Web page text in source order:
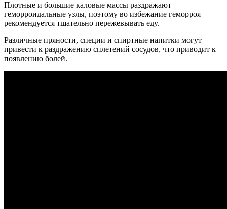
Плотные и большие каловые массы раздражают
геморроидальные узлы, поэтому во избежание геморроя
рекомендуется тщательно пережевывать еду.
Различные пряности, специи и спиртные напитки могут
привести к раздражению сплетений сосудов, что приводит к
появлению болей.